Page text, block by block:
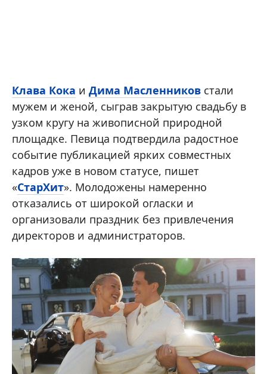
Клава Кока и Дима Масленников стали
мужем и женой, сыграв закрытую свадьбу в
узком кругу на живописной природной
площадке. Певица подтвердила радостное
событие публикацией ярких совместных
кадров уже в новом статусе, пишет
«СтарХит». Молодожены намеренно
отказались от широкой огласки и
организовали праздник без привлечения
директоров и администраторов.